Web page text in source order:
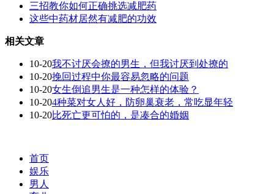
三招教你如何正确挑选减肥药
这些中药材居然有减肥的功效
相关文章
10-20我不讨厌会撩的男生，但我讨厌到处撩的
10-20挽回过程中你最容易忽略的问题
10-20女生倒追男生是一种怎样的体验？
10-204种菜对女人好，防卵巢衰老，常吃显年轻
10-20比死亡更可怕的，是凑合的婚姻
首页
娱乐
男人